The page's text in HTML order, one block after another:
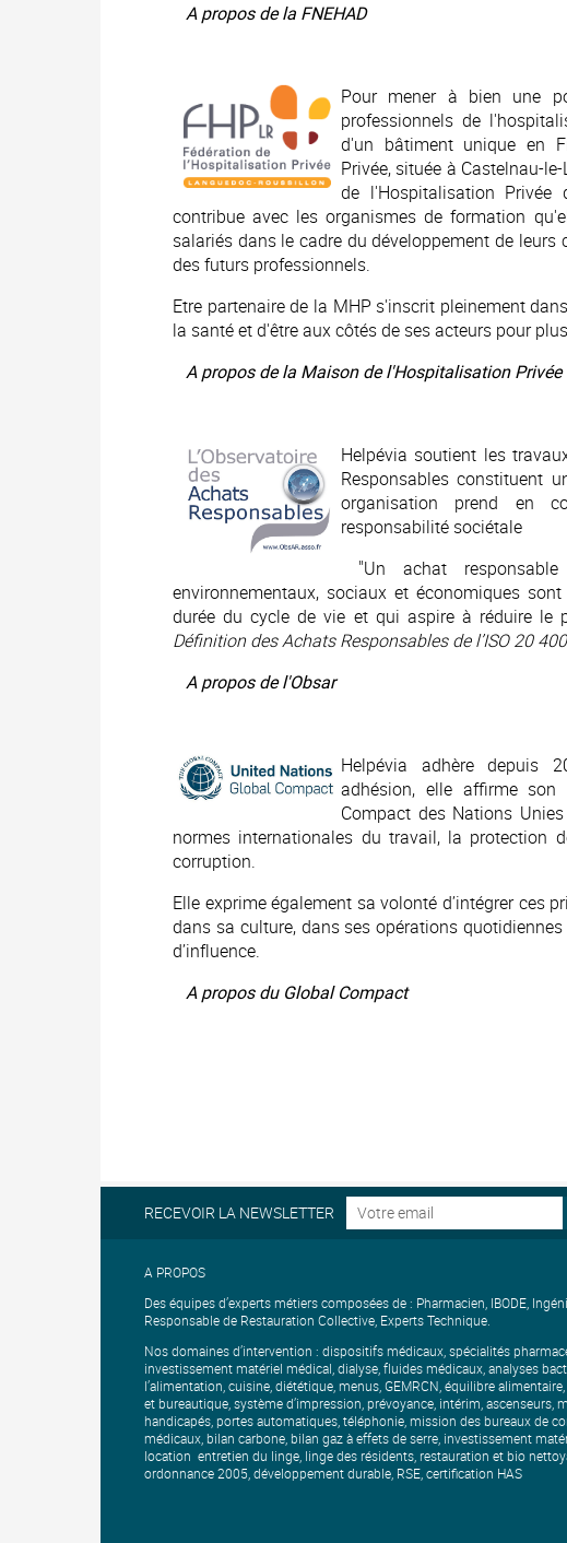
A propos de la FNEHAD
Pour mener à bien une
professionnels de
d'un bâtiment unique en
Privée, située à Castelnau-
de l'Hospitalisation Privée
contribue avec les organismes de formation
salariés dans le cadre du développement de
des futurs professionnels.
Etre partenaire de la MHP s'inscrit pleinement
la santé et d'être aux côtés de ses acteurs pour
A propos de la Maison de l'Hospitalisation Privée
Helpévia soutient les
Responsables constituent
organisation prend en
responsabilité sociétale
"Un achat
environnementaux, sociaux et économiques
durée du cycle de vie et qui aspire à réduire le
Définition des Achats Responsables de l’ISO 20
A propos de l'Obsar
Helpévia adhère depuis
adhésion, elle affirme
Compact des Nations
normes internationales du travail, la protection
corruption.
Elle exprime également sa volonté d’intégrer ces
dans sa culture, dans ses opérations
d’influence.
A propos du Global Compact
RECEVOIR LA NEWSLETTER
A PROPOS
Des équipes d’experts métiers composées de : Pharmacien, IBODE,
Responsable de Restauration Collective, Experts Technique.
Nos domaines d’intervention : dispositifs médicaux, spécialités
investissement matériel médical, dialyse, fluides médicaux, analyses
l’alimentation, cuisine, diététique, menus, GEMRCN, équilibre
et bureautique, système d’impression, prévoyance, intérim, ascenseurs,
handicapés, portes automatiques, téléphonie, mission des bureaux de
médicaux, bilan carbone, bilan gaz à effets de serre, investissement
location entretien du linge, linge des résidents, restauration et bio
ordonnance 2005, développement durable, RSE, certification HAS